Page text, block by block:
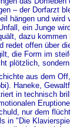
– der Dorfarzt
hängen und wird
ein Junge
dazu
redet offen über
die Form im
plötzlich,
aus dem
Haneke,
in technisch
nur dem
in "Die